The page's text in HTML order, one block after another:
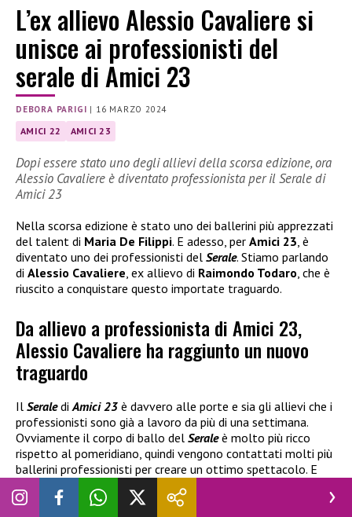
L’ex allievo Alessio Cavaliere si
unisce ai professionisti del
serale di Amici 23
DEBORA PARIGI | 16 MARZO 2024
AMICI 22 AMICI 23
Dopi essere stato uno degli allievi della scorsa edizione, ora
Alessio Cavaliere è diventato professionista per il Serale di
Amici 23
Nella scorsa edizione è stato uno dei ballerini più apprezzati
del talent di Maria De Filippi. E adesso, per Amici 23 , è
diventato uno dei professionisti del Serale. Stiamo parlando
di Alessio Cavaliere , ex allievo di Raimondo Todaro , che è
riuscito a conquistare questo importate traguardo.
Da allievo a professionista di Amici 23,
Alessio Cavaliere ha raggiunto un nuovo
traguardo
Il SeralediAmici 23 è davvero alle porte e sia gli allievi che i
professionisti sono già a lavoro da più di una settimana.
Ovviamente il corpo di ballo del Seraleè molto più ricco
rispetto al pomeridiano, quindi vengono contattati molti più
ballerini professionisti per creare un ottimo spettacolo. E
molto spesso troviamo ex volti del talent che nel corso di
questi anni sono stati proprio tra i banchi della scuola.